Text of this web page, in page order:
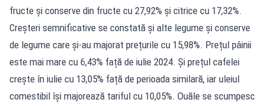
fructe și conserve din fructe cu 27,92% și citrice cu 17,32%.
Creșteri semnificative se constată și alte legume și conserve
de legume care și-au majorat prețurile cu 15,98%. Prețul pâinii
este mai mare cu 6,43% față de iulie 2024. Și prețul cafelei
crește în iulie cu 13,05% față de perioada similară, iar uleiul
comestibil își majorează tariful cu 10,05%. Ouăle se scumpesc